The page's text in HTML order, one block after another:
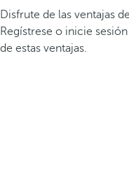
Disfrute de las ventajas
Regístrese o inicie
de estas ventajas.